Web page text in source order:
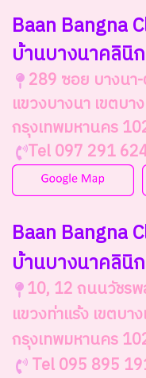
Baan Bangna
บ้านบางนาคลินิ
289 ซอย บางนา
แขวงบางนา เขตบา
กรุงเทพมหานคร
Tel 097 291
Baan Bangna
บ้านบางนาคลินิ
10, 12 ถนนวัชร
แขวงท่าแร้ง เขตบา
กรุงเทพมหานคร
Tel 095 895